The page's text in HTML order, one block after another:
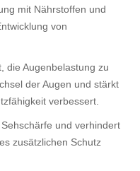
mit Nährstoffen und
von
die Augenbelastung zu
der Augen und stärkt
verbessert.
und verhindert
zusätzlichen Schutz